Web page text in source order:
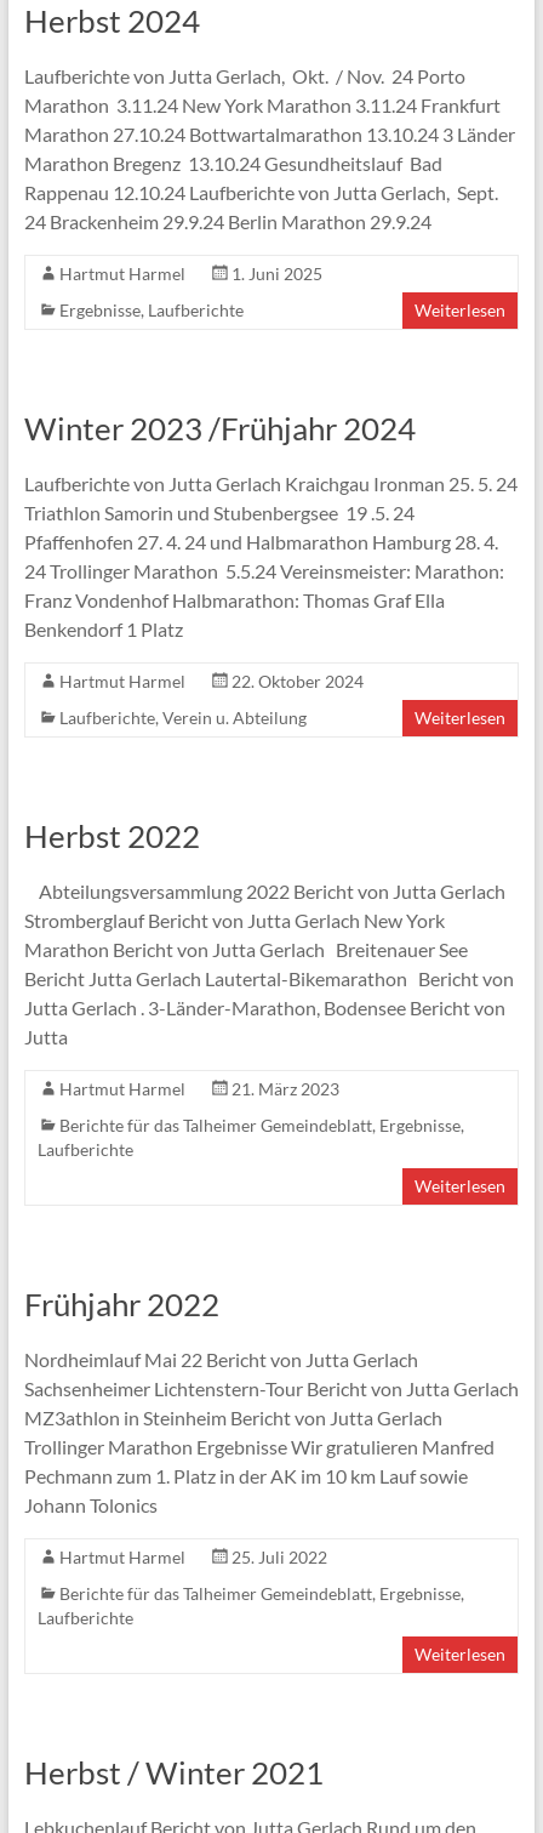
Herbst 2024
Laufberichte von Jutta Gerlach, Okt. / Nov. 24 Porto
Marathon 3.11.24 New York Marathon 3.11.24 Frankfurt
Marathon 27.10.24 Bottwartalmarathon 13.10.24 3 Länder
Marathon Bregenz 13.10.24 Gesundheitslauf Bad
Rappenau 12.10.24 Laufberichte von Jutta Gerlach, Sept.
24 Brackenheim 29.9.24 Berlin Marathon 29.9.24
Hartmut Harmel
1. Juni 2025
Ergebnisse, Laufberichte Weiterlesen
Winter 2023 /Frühjahr 2024
Laufberichte von Jutta Gerlach Kraichgau Ironman 25. 5. 24
Triathlon Samorin und Stubenbergsee 19 .5. 24
Pfaffenhofen 27. 4. 24 und Halbmarathon Hamburg 28. 4.
24 Trollinger Marathon 5.5.24 Vereinsmeister: Marathon:
Franz Vondenhof Halbmarathon: Thomas Graf Ella
Benkendorf 1 Platz
Hartmut Harmel
22. Oktober 2024
Laufberichte, Verein u. Abteilung Weiterlesen
Herbst 2022
Abteilungsversammlung 2022 Bericht von Jutta Gerlach
Stromberglauf Bericht von Jutta Gerlach New York
Marathon Bericht von Jutta Gerlach Breitenauer See
Bericht Jutta Gerlach Lautertal-Bikemarathon Bericht von
Jutta Gerlach . 3-Länder-Marathon, Bodensee Bericht von
Jutta
Hartmut Harmel
21. März 2023
Berichte für das Talheimer Gemeindeblatt, Ergebnisse,
Laufberichte
Weiterlesen
Frühjahr 2022
Nordheimlauf Mai 22 Bericht von Jutta Gerlach
Sachsenheimer Lichtenstern-Tour Bericht von Jutta Gerlach
MZ3athlon in Steinheim Bericht von Jutta Gerlach
Trollinger Marathon Ergebnisse Wir gratulieren Manfred
Pechmann zum 1. Platz in der AK im 10 km Lauf sowie
Johann Tolonics
Hartmut Harmel
25. Juli 2022
Berichte für das Talheimer Gemeindeblatt, Ergebnisse,
Laufberichte
Weiterlesen
Herbst / Winter 2021
Lebkuchenlauf Bericht von Jutta Gerlach Rund um den